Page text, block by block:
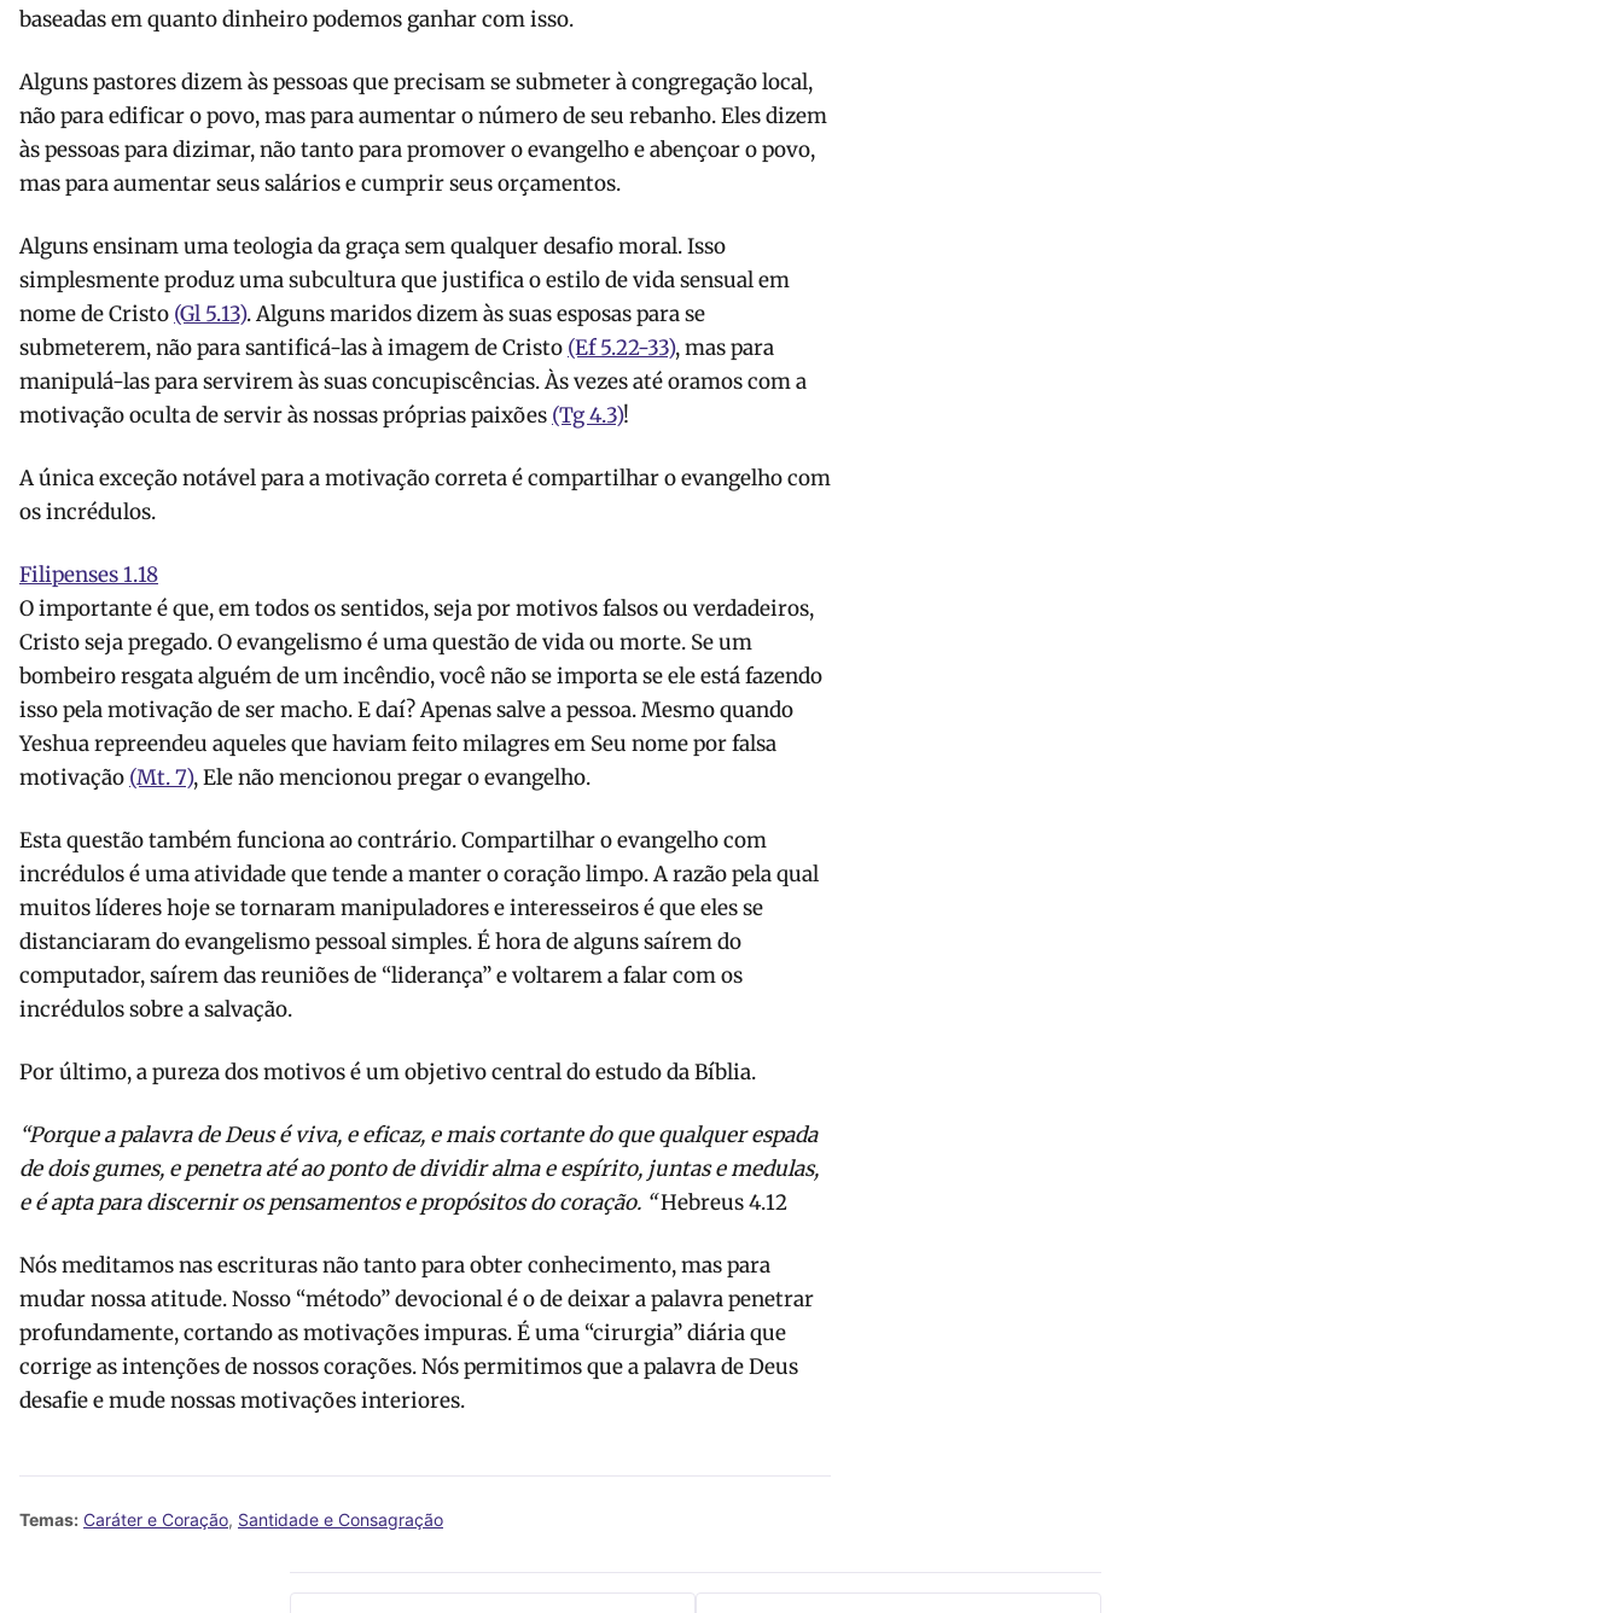
baseadas em quanto dinheiro podemos ganhar com isso.
Alguns pastores dizem às pessoas que precisam se submeter à congregação local,
não para edificar o povo, mas para aumentar o número de seu rebanho. Eles dizem
às pessoas para dizimar, não tanto para promover o evangelho e abençoar o povo,
mas para aumentar seus salários e cumprir seus orçamentos.
Alguns ensinam uma teologia da graça sem qualquer desafio moral. Isso
simplesmente produz uma subcultura que justifica o estilo de vida sensual em
nome de Cristo (Gl 5.13). Alguns maridos dizem às suas esposas para se
submeterem, não para santificá-las à imagem de Cristo (Ef 5.22-33), mas para
manipulá-las para servirem às suas concupiscências. Às vezes até oramos com a
motivação oculta de servir às nossas próprias paixões (Tg 4.3)!
A única exceção notável para a motivação correta é compartilhar o evangelho com
os incrédulos.
Filipenses 1.18
O importante é que, em todos os sentidos, seja por motivos falsos ou verdadeiros,
Cristo seja pregado. O evangelismo é uma questão de vida ou morte. Se um
bombeiro resgata alguém de um incêndio, você não se importa se ele está fazendo
isso pela motivação de ser macho. E daí? Apenas salve a pessoa. Mesmo quando
Yeshua repreendeu aqueles que haviam feito milagres em Seu nome por falsa
motivação (Mt. 7), Ele não mencionou pregar o evangelho.
Esta questão também funciona ao contrário. Compartilhar o evangelho com
incrédulos é uma atividade que tende a manter o coração limpo. A razão pela qual
muitos líderes hoje se tornaram manipuladores e interesseiros é que eles se
distanciaram do evangelismo pessoal simples. É hora de alguns saírem do
computador, saírem das reuniões de “liderança” e voltarem a falar com os
incrédulos sobre a salvação.
Por último, a pureza dos motivos é um objetivo central do estudo da Bíblia.
“Porque a palavra de Deus é viva, e eficaz, e mais cortante do que qualquer espada
de dois gumes, e penetra até ao ponto de dividir alma e espírito, juntas e medulas,
e é apta para discernir os pensamentos e propósitos do coração. “Hebreus 4.12
Nós meditamos nas escrituras não tanto para obter conhecimento, mas para
mudar nossa atitude. Nosso “método” devocional é o de deixar a palavra penetrar
profundamente, cortando as motivações impuras. É uma “cirurgia” diária que
corrige as intenções de nossos corações. Nós permitimos que a palavra de Deus
desafie e mude nossas motivações interiores.
Temas: Caráter e Coração, Santidade e Consagração